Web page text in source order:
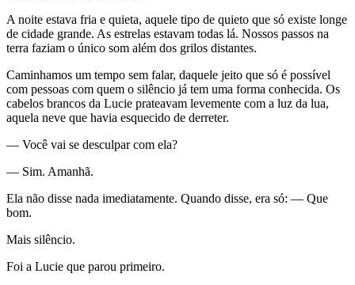
A noite estava fria e quieta, aquele tipo de quieto que só existe longe
de cidade grande. As estrelas estavam todas lá. Nossos passos na
terra faziam o único som além dos grilos distantes.
Caminhamos um tempo sem falar, daquele jeito que só é possível
com pessoas com quem o silêncio já tem uma forma conhecida. Os
cabelos brancos da Lucie prateavam levemente com a luz da lua,
aquela neve que havia esquecido de derreter.
— Você vai se desculpar com ela?
— Sim. Amanhã.
Ela não disse nada imediatamente. Quando disse, era só: — Que
bom.
Mais silêncio.
Foi a Lucie que parou primeiro.